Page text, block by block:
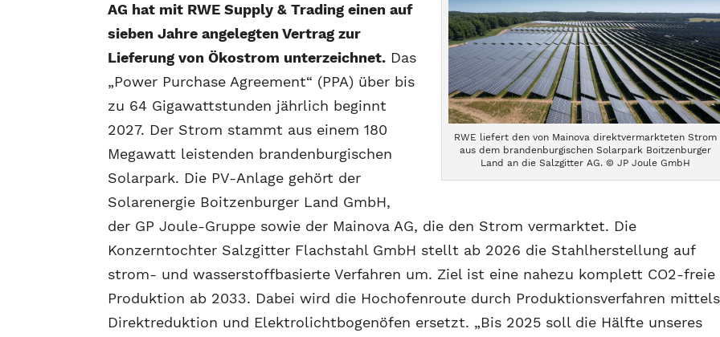
RWE liefert den von Mainova direktvermarkteten Strom
aus dem brandenburgischen Solarpark Boitzenburger
Land an die Salzgitter AG. © JP Joule GmbH
AG hat mit RWE Supply & Trading einen auf
sieben Jahre angelegten Vertrag zur
Lieferung von Ökostrom unterzeichnet. Das
„Power Purchase Agreement“ (PPA) über bis
zu 64 Gigawattstunden jährlich beginnt
2027. Der Strom stammt aus einem 180
Megawatt leistenden brandenburgischen
Solarpark. Die PV-Anlage gehört der
Solarenergie Boitzenburger Land GmbH,
der GP Joule-Gruppe sowie der Mainova AG, die den Strom vermarktet. Die
Konzerntochter Salzgitter Flachstahl GmbH stellt ab 2026 die Stahlherstellung auf
strom- und wasserstoffbasierte Verfahren um. Ziel ist eine nahezu komplett CO2-freie
Produktion ab 2033. Dabei wird die Hochofenroute durch Produktionsverfahren mittels
Direktreduktion und Elektrolichtbogenöfen ersetzt. „Bis 2025 soll die Hälfte unseres